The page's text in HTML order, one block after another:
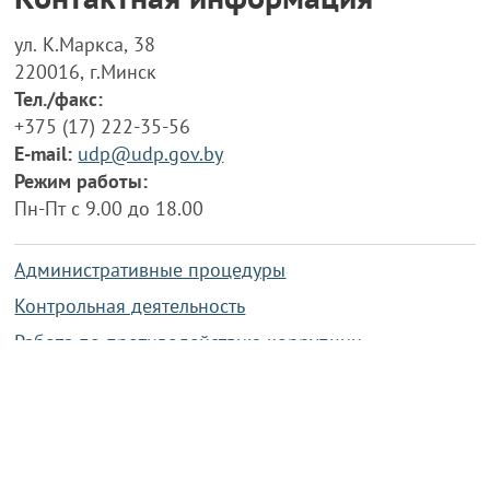
ул. К.Маркса, 38
220016, г.Минск
Тел./факс:
+375 (17) 222-35-56
E-mail: udp@udp.gov.by
Режим работы:
Пн-Пт с 9.00 до 18.00
Административные процедуры
Контрольная деятельность
Работа по противодействию коррупции